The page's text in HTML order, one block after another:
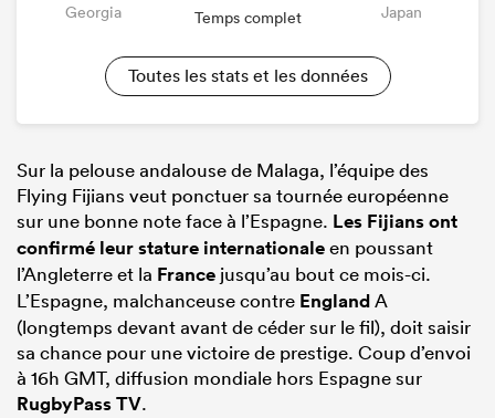
Georgia Temps complet Japan
Toutes les stats et les données
Sur la pelouse andalouse de Malaga, l’équipe des
Flying Fijians veut ponctuer sa tournée européenne
sur une bonne note face à l’Espagne. Les Fijians ont
confirmé leur stature internationaleen poussant
l’Angleterre et la France jusqu’au bout ce mois-ci.
L’Espagne, malchanceuse contre EnglandA
(longtemps devant avant de céder sur le fil), doit saisir
sa chance pour une victoire de prestige. Coup d’envoi
à 16h GMT, diffusion mondiale hors Espagne sur
RugbyPass TV.